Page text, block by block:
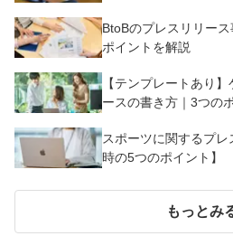
BtoBのプレスリリー
ポイントを解説
【テンプレートあり】
ースの書き方｜3つの
スポーツに関するプ
時の5つのポイント】
もっとみ